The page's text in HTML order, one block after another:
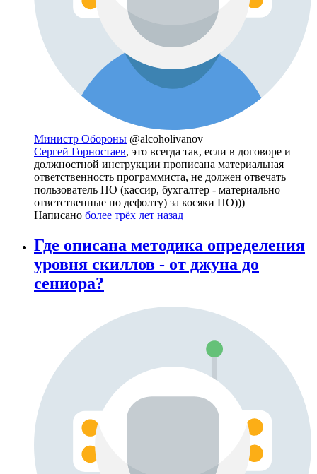
Министр Обороны @alcoholivanov
Сергей Горностаев, это всегда так, если в договоре и
должностной инструкции прописана материальная
ответственность программиста, не должен отвечать
пользователь ПО (кассир, бухгалтер - материально
ответственные по дефолту) за косяки ПО)))
Написано более трёх лет назад
Где описана методика определения
уровня скиллов - от джуна до
сениора?